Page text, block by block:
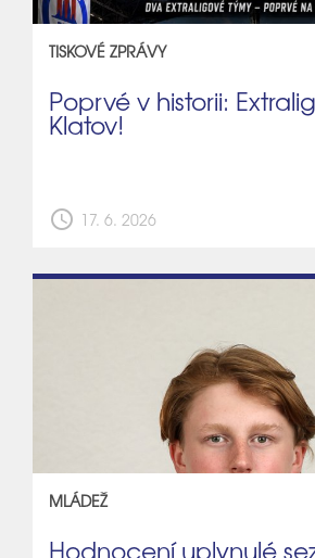
TISKOVÉ ZPRÁVY
Poprvé v historii:
Klatov!
schedule 17. 6. 2026
MLÁDEŽ
Hodnocení uplynulé